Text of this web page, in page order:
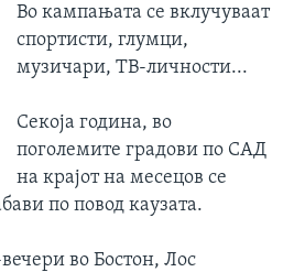
Во кампањата се вклучуваат
спортисти, глумци,
музичари, ТВ-личности...
Секоја година, во
поголемите градови по САД
на крајот на месецов се
по повод каузата.
во Бостон, Лос